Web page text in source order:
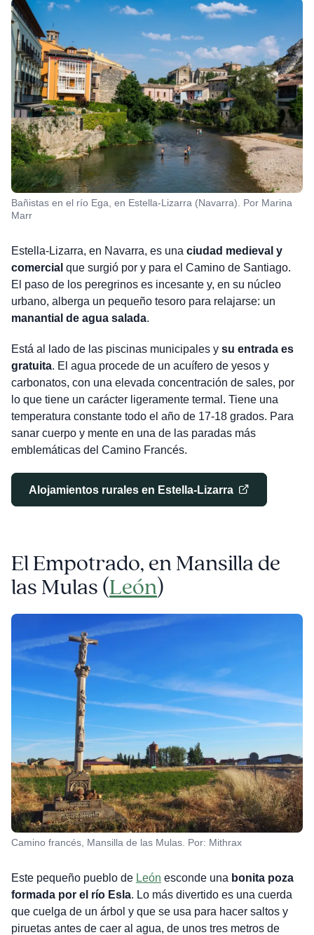
Bañistas en el río Ega, en Estella-Lizarra (Navarra). Por Marina
Marr
Estella-Lizarra, en Navarra, es una ciudad medieval y
comercial que surgió por y para el Camino de Santiago.
El paso de los peregrinos es incesante y, en su núcleo
urbano, alberga un pequeño tesoro para relajarse: un
manantial de agua salada.
Está al lado de las piscinas municipales y su entrada es
gratuita. El agua procede de un acuífero de yesos y
carbonatos, con una elevada concentración de sales, por
lo que tiene un carácter ligeramente termal. Tiene una
temperatura constante todo el año de 17-18 grados. Para
sanar cuerpo y mente en una de las paradas más
emblemáticas del Camino Francés.
Alojamientos rurales en Estella-Lizarra
El Empotrado, en Mansilla de
las Mulas(León)
Camino francés, Mansilla de las Mulas. Por: Mithrax
Este pequeño pueblo de León esconde una bonita poza
formada por el río Esla. Lo más divertido es una cuerda
que cuelga de un árbol y que se usa para hacer saltos y
piruetas antes de caer al agua, de unos tres metros de